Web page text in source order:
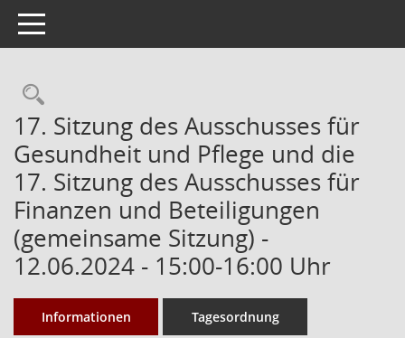
Toggle navigation
Rechercheauswahl
17. Sitzung des Ausschusses für
Gesundheit und Pflege und die
17. Sitzung des Ausschusses für
Finanzen und Beteiligungen
(gemeinsame Sitzung) -
12.06.2024 - 15:00-16:00 Uhr
Informationen Tagesordnung